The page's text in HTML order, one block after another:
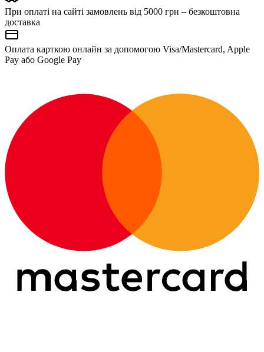
При оплаті на сайті замовлень від 5000 грн – безкоштовна
доставка
Оплата карткою онлайн за допомогою Visa/Mastercard, Apple
Pay або Google Pay